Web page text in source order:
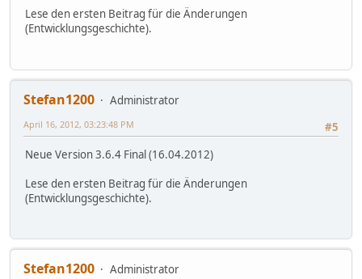
Lese den ersten Beitrag für die Änderungen
(Entwicklungsgeschichte).
Stefan1200
Administrator
#5
April 16, 2012, 03:23:48 PM
Neue Version 3.6.4 Final (16.04.2012)
Lese den ersten Beitrag für die Änderungen
(Entwicklungsgeschichte).
Stefan1200
Administrator